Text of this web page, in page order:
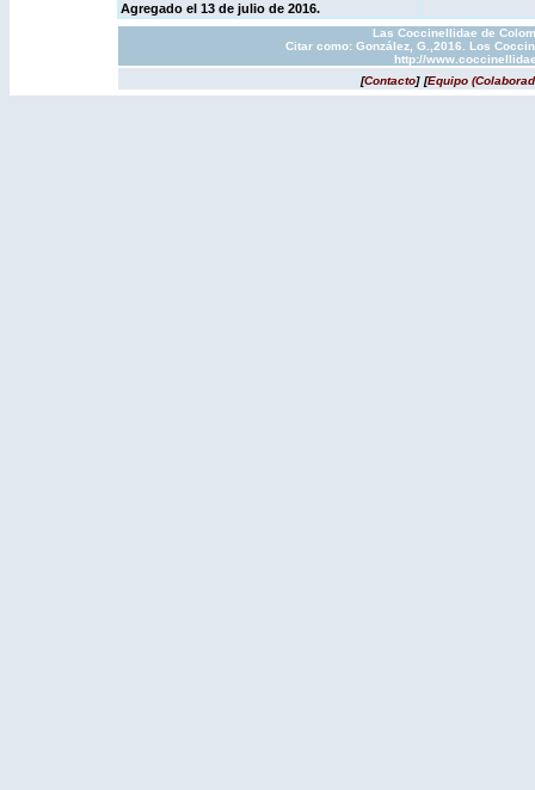
Agregado el 13 de julio de 2016.
Las Coccinellidae de
Citar como: González, G.,2016. Los
http://
[Contacto] [Equipo